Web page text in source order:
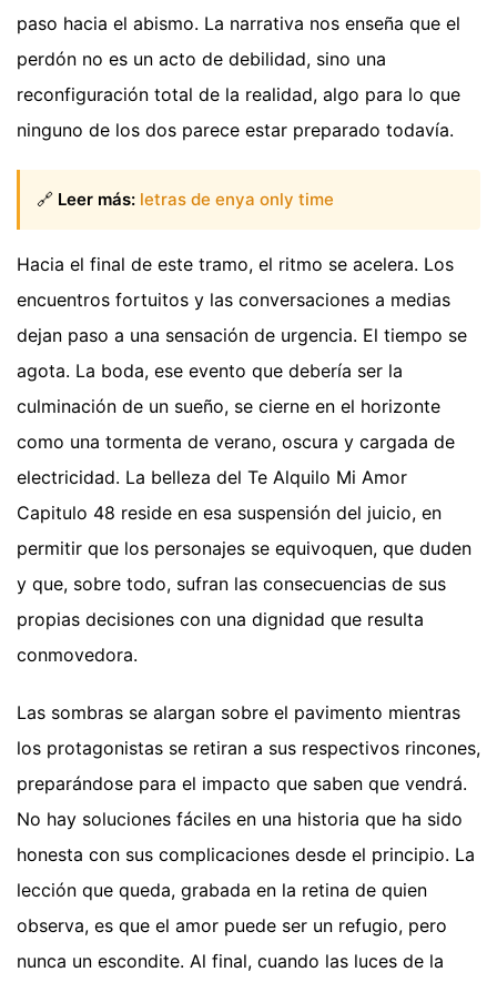
paso hacia el abismo. La narrativa nos enseña que el
perdón no es un acto de debilidad, sino una
reconfiguración total de la realidad, algo para lo que
ninguno de los dos parece estar preparado todavía.
🔗 Leer más: letras de enya only time
Hacia el final de este tramo, el ritmo se acelera. Los
encuentros fortuitos y las conversaciones a medias
dejan paso a una sensación de urgencia. El tiempo se
agota. La boda, ese evento que debería ser la
culminación de un sueño, se cierne en el horizonte
como una tormenta de verano, oscura y cargada de
electricidad. La belleza del Te Alquilo Mi Amor
Capitulo 48 reside en esa suspensión del juicio, en
permitir que los personajes se equivoquen, que duden
y que, sobre todo, sufran las consecuencias de sus
propias decisiones con una dignidad que resulta
conmovedora.
Las sombras se alargan sobre el pavimento mientras
los protagonistas se retiran a sus respectivos rincones,
preparándose para el impacto que saben que vendrá.
No hay soluciones fáciles en una historia que ha sido
honesta con sus complicaciones desde el principio. La
lección que queda, grabada en la retina de quien
observa, es que el amor puede ser un refugio, pero
nunca un escondite. Al final, cuando las luces de la